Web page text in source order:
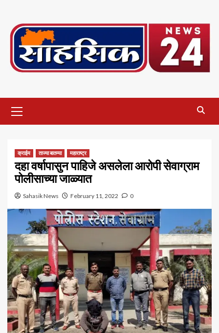
content
Menu
क्राईम ताज्या बातम्या महाराष्ट्र
दहा वर्षापासुन पाहिजे असलेला आरोपी सेवाग्राम
पोलीसाच्या जाळ्यात
Sahasik News February 11, 2022 0